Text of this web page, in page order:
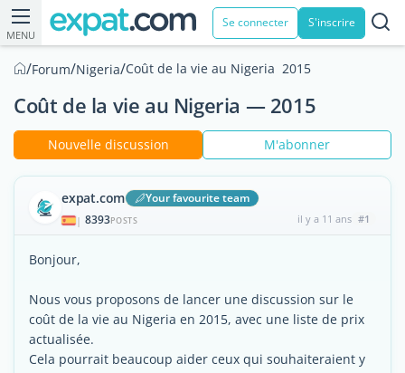
MENU
Se connecter S'inscrire
/Forum/Nigeria/Coût de la vie au Nigeria  2015
Coût de la vie au Nigeria — 2015
Nouvelle discussion M'abonner
expat.com Your favourite team
| 8393POSTS il y a 11 ans #1
Bonjour,
Nous vous proposons de lancer une discussion sur le
coût de la vie au Nigeria en 2015, avec une liste de prix
actualisée.
Cela pourrait beaucoup aider ceux qui souhaiteraient y